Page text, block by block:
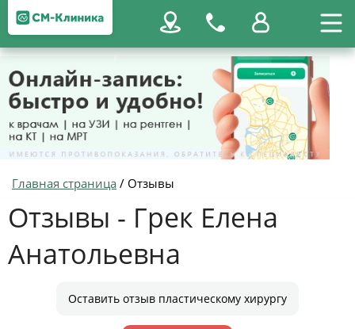
Главная страница / Отзывы
Отзывы - Грек Елена
Анатольевна
Оставить отзыв пластическому хирургу